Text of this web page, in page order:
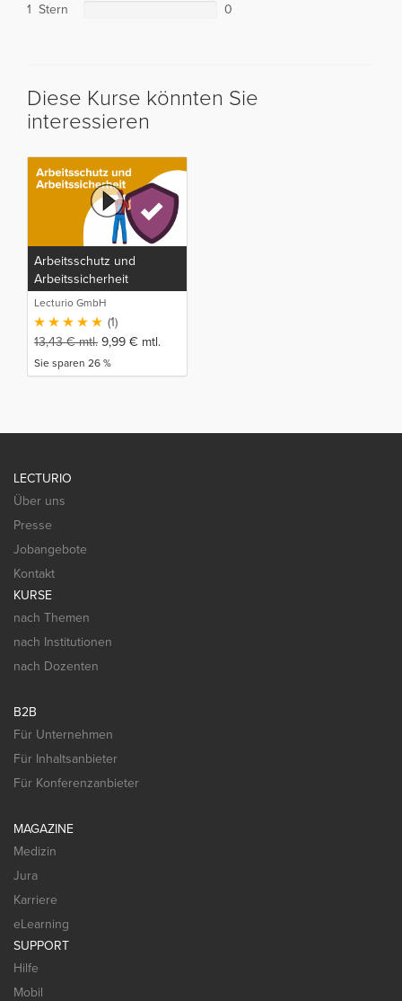
1 Stern
0
Diese Kurse könnten Sie
interessieren
Arbeitsschutz und
Arbeitssicherheit
Lecturio GmbH
(1)
13,43€mtl. 9,99 € mtl.
Sie sparen 26 %
LECTURIO
Über uns
Presse
Jobangebote
Kontakt
KURSE
nach Themen
nach Institutionen
nach Dozenten
B2B
Für Unternehmen
Für Inhaltsanbieter
Für Konferenzanbieter
MAGAZINE
Medizin
Jura
Karriere
eLearning
SUPPORT
Hilfe
Mobil